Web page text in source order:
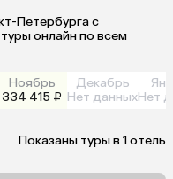
Петербурга с
онлайн по всем
Ноябрь
334 415 ₽
Декабрь
Нет данныхНет
Показаны туры в 1 отель